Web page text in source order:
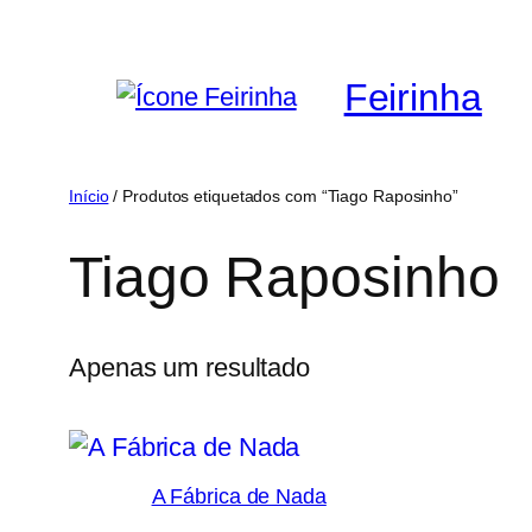
Feirinha
Início/ Produtos etiquetados com “Tiago Raposinho”
Tiago Raposinho
Apenas um resultado
A Fábrica de Nada